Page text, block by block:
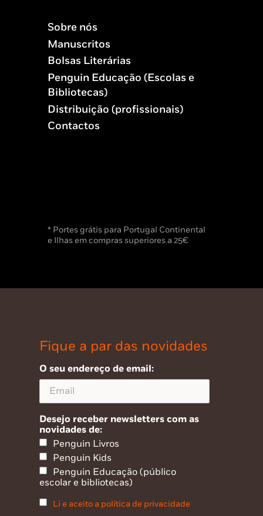
Sobre nós
Manuscritos
Bolsas Literárias
Penguin Educação (Escolas e
Bibliotecas)
Distribuição (profissionais)
Contactos
* Portes grátis para Portugal Continental
e Ilhas em compras superiores a 25€
Fique a par das novidades
O seu endereço de email:
Desejo receber newsletters com as
novidades de:
Penguin Livros
Penguin Kids
Penguin Educação (público
escolar e bibliotecas)
Li e aceito a política de privacidade